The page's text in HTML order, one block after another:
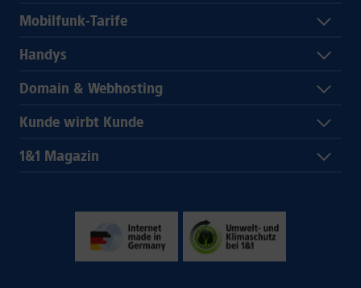
Mobilfunk-Tarife
Handys
Domain & Webhosting
Kunde wirbt Kunde
1&1 Magazin